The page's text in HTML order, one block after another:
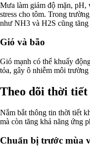
Mưa làm giảm độ mặn, pH,
stress cho tôm. Trong
như NH3 và H2S cũng tăng
Gió và bão
Gió mạnh có thể khuấy
tỏa, gây ô nhiễm môi
Theo dõi thời
Nắm bắt thông tin thời tiết
mà còn tăng khả năng ứng
Chuẩn bị trước mùa